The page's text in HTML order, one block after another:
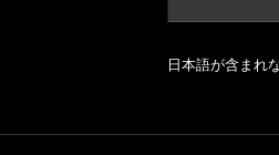
日本語が含まれ